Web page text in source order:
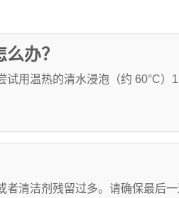
办？
用温热的清水浸泡（约 60°C）
清洁剂残留过多。请确保最后